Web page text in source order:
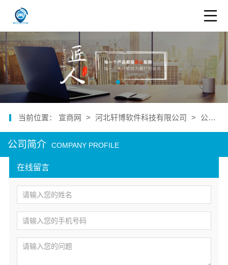
在线留言
当前位置： 宣商网 > 河北轩博软件科技有限公司 > 公司介绍
公司简介 COMPANY PROFILE